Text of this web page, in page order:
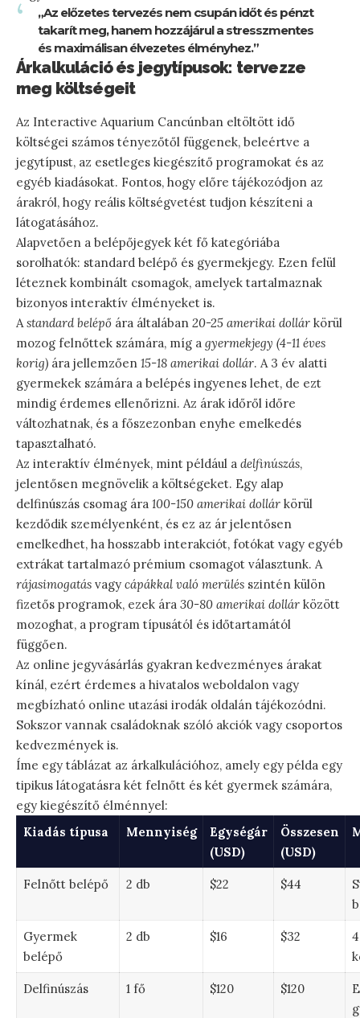
„Az előzetes tervezés nem csupán időt és pénzt
takarít meg, hanem hozzájárul a stresszmentes
és maximálisan élvezetes élményhez.”
Árkalkuláció és jegytípusok: tervezze
meg költségeit
Az Interactive Aquarium Cancúnban eltöltött idő
költségei számos tényezőtől függenek, beleértve a
jegytípust, az esetleges kiegészítő programokat és az
egyéb kiadásokat. Fontos, hogy előre tájékozódjon az
árakról, hogy reális költségvetést tudjon készíteni a
látogatásához.
Alapvetően a belépőjegyek két fő kategóriába
sorolhatók: standard belépő és gyermekjegy. Ezen felül
léteznek kombinált csomagok, amelyek tartalmaznak
bizonyos interaktív élményeket is.
Astandard belépő ára általában 20-25 amerikai dollár körül
mozog felnőttek számára, míg a gyermekjegy (4-11 éves
korig) ára jellemzően 15-18 amerikai dollár. A 3 év alatti
gyermekek számára a belépés ingyenes lehet, de ezt
mindig érdemes ellenőrizni. Az árak időről időre
változhatnak, és a főszezonban enyhe emelkedés
tapasztalható.
Az interaktív élmények, mint például a delfinúszás,
jelentősen megnövelik a költségeket. Egy alap
delfinúszás csomag ára 100-150 amerikai dollár körül
kezdődik személyenként, és ez az ár jelentősen
emelkedhet, ha hosszabb interakciót, fotókat vagy egyéb
extrákat tartalmazó prémium csomagot választunk. A
rájasimogatás vagy cápákkal való merülés szintén külön
fizetős programok, ezek ára 30-80 amerikai dollár között
mozoghat, a program típusától és időtartamától
függően.
Az online jegyvásárlás gyakran kedvezményes árakat
kínál, ezért érdemes a hivatalos weboldalon vagy
megbízható online utazási irodák oldalán tájékozódni.
Sokszor vannak családoknak szóló akciók vagy csoportos
kedvezmények is.
Íme egy táblázat az árkalkulációhoz, amely egy példa egy
tipikus látogatásra két felnőtt és két gyermek számára,
egy kiegészítő élménnyel:
Kiadás típusa
Mennyiség
Egységár
(USD)
Összesen
(USD)
Felnőtt belépő 2 db $22 $44
Gyermek
belépő
2 db $16 $32
Delfinúszás 1 fő $120 $120